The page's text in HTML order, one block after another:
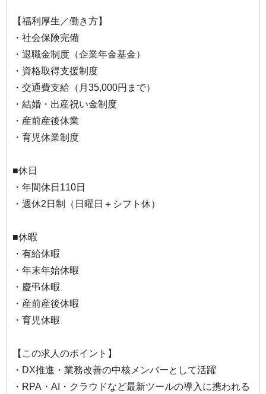
【福利厚生／働き方】
・社会保険完備
・退職金制度（企業年金基金）
・資格取得支援制度
・交通費支給（月35,000円まで）
・結婚・出産祝い金制度
・産前産後休業
・育児休業制度
■休日
・年間休日110日
・週休2日制（日曜日＋シフト休）
■休暇
・有給休暇
・年末年始休暇
・慶弔休暇
・産前産後休暇
・育児休暇
【この求人のポイント】
・DX推進・業務改善の中核メンバーとして活躍
・RPA・AI・クラウドなど最新ツールの導入に携われる